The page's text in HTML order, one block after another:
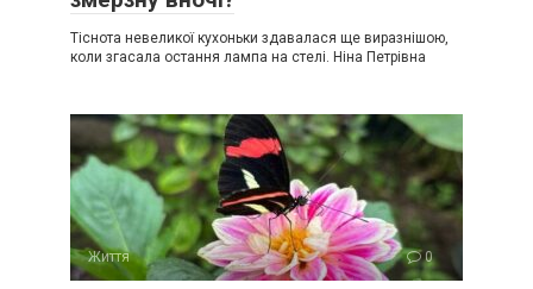
Тіснота невеликої кухоньки здавалася ще виразнішою,
коли згасала остання лампа на стелі. Ніна Петрівна
Життя 0